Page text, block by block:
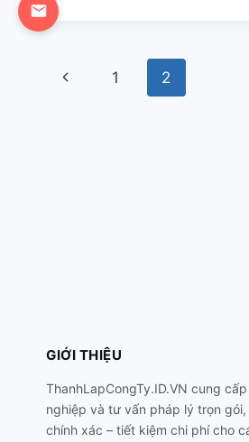
Page
Previous
1 2
GIỚI THIỆU
ThanhLapCongTy.ID.VN cung
nghiệp và tư vấn pháp lý trọn
chính xác – tiết kiệm chi phí cho